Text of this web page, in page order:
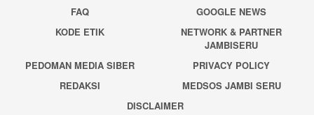
FAQ
GOOGLE NEWS
KODE ETIK
NETWORK & PARTNER
JAMBISERU
PEDOMAN MEDIA SIBER
PRIVACY POLICY
REDAKSI
MEDSOS JAMBI SERU
DISCLAIMER